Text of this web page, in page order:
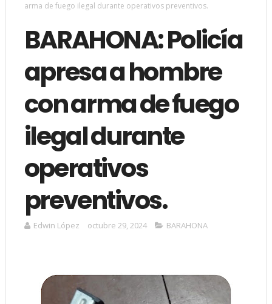
arma de fuego ilegal durante operativos preventivos.
BARAHONA: Policía
apresa a hombre
con arma de fuego
ilegal durante
operativos
preventivos.
Edwin López octubre 29, 2024 BARAHONA